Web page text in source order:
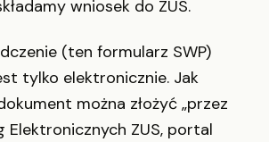
wniosek do ZUS.
(ten formularz SWP)
tylko elektronicznie. Jak
można złożyć „przez
Elektronicznych ZUS, portal